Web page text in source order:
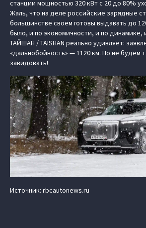
станции мощностью 320 кВт с 20 до 80%
Жаль, что на деле российские зарядные
большинстве своем готовы выдавать до
было, и по экономичности, и по динамике,
ТАЙШАН / TAISHAN реально удивляет:
«дальнобойность» — 1120 км. Но не будем
завидовать!
Источник: rbcautonews.ru